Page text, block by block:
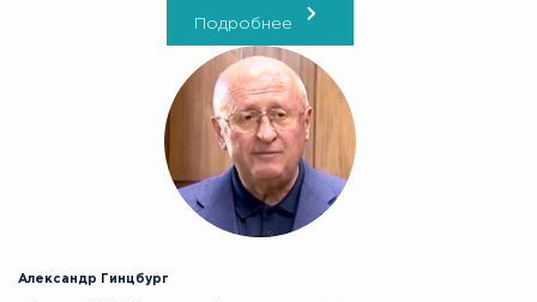
Подробнее
Александр Гинцбург